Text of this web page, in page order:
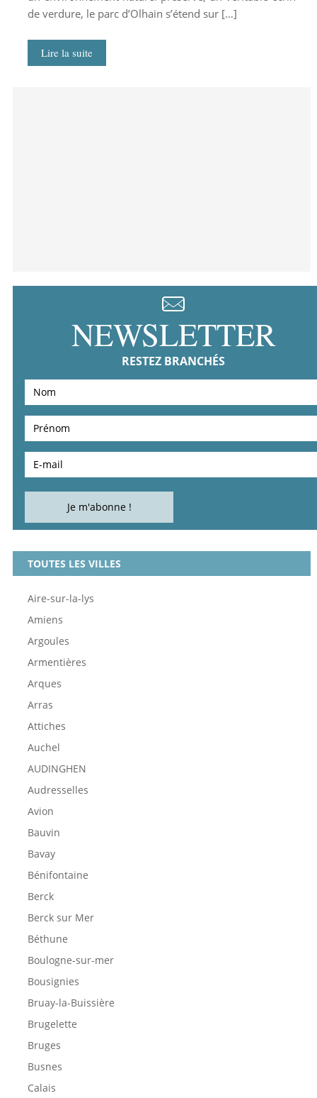
de verdure, le parc d’Olhain s’étend sur […]
Lire la suite
NEWSLETTER
RESTEZ BRANCHÉS
TOUTES LES VILLES
Aire-sur-la-lys
Amiens
Argoules
Armentières
Arques
Arras
Attiches
Auchel
AUDINGHEN
Audresselles
Avion
Bauvin
Bavay
Bénifontaine
Berck
Berck sur Mer
Béthune
Boulogne-sur-mer
Bousignies
Bruay-la-Buissière
Brugelette
Bruges
Busnes
Calais